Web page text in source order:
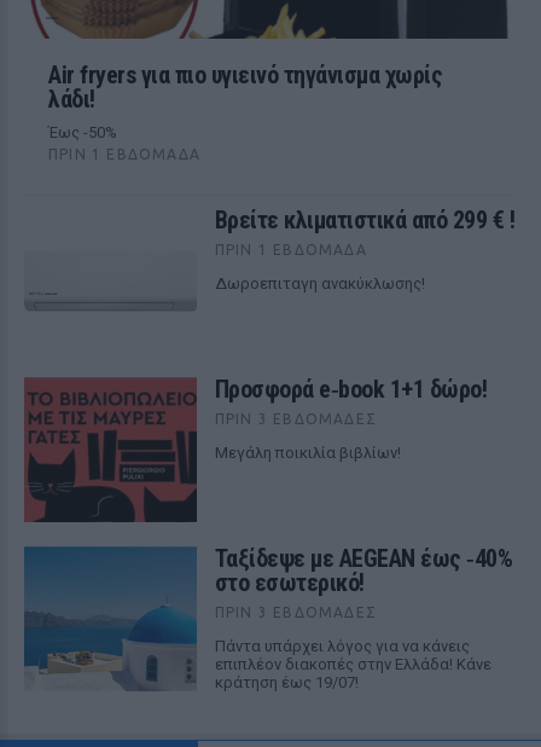
Air fryers για πιο υγιεινό τηγάνισμα χωρίς
λάδι!
Έως -50%
ΠΡΙΝ 1 ΕΒΔΟΜΆΔΑ
Βρείτε κλιματιστικά από 299 € !
ΠΡΙΝ 1 ΕΒΔΟΜΆΔΑ
Δωροεπιταγη ανακύκλωσης!
Προσφορά e‑book 1+1 δώρο!
ΠΡΙΝ 3 ΕΒΔΟΜΆΔΕΣ
Μεγάλη ποικιλία βιβλίων!
Ταξίδεψε με AEGEAN έως ‑40%
στο εσωτερικό!
ΠΡΙΝ 3 ΕΒΔΟΜΆΔΕΣ
Πάντα υπάρχει λόγος για να κάνεις
επιπλέον διακοπές στην Ελλάδα! Κάνε
κράτηση έως 19/07!